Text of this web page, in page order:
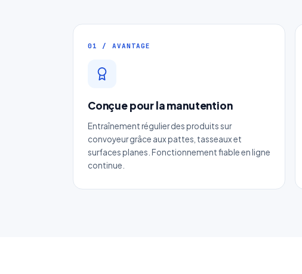
01 / AVANTAGE
Conçue pour la manutention
Entraînement régulier des produits sur
convoyeur grâce aux pattes, tasseaux et
surfaces planes. Fonctionnement fiable en ligne
continue.